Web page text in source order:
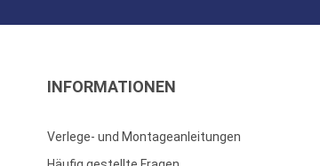
INFORMATIONEN
Verlege- und Montageanleitungen